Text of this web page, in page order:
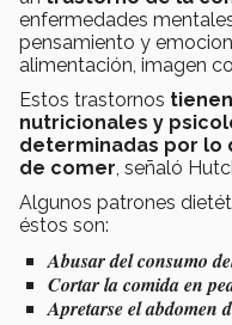
enfermedades
pensamiento y
alimentación, imagen
Estos trastornos
nutricionales y
determinadas por lo
de comer, señaló
Algunos patrones
éstos son:
Abusar del consumo
Cortar la comida en
Apretarse el abdomen